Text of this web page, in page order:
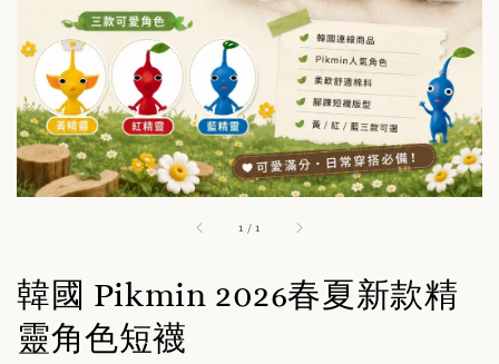
1 /1
韓國 Pikmin 2026春夏新款精
靈角色短襪